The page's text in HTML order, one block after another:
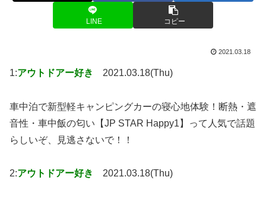
LINE コピー
2021.03.18
1:アウトドアー好き 2021.03.18(Thu)
車中泊で新型軽キャンピングカーの寝心地体験！断熱・遮
音性・車中飯の匂い【JP STAR Happy1】って人気で話題
らしいぞ、見逃さないで！！
2:アウトドアー好き 2021.03.18(Thu)